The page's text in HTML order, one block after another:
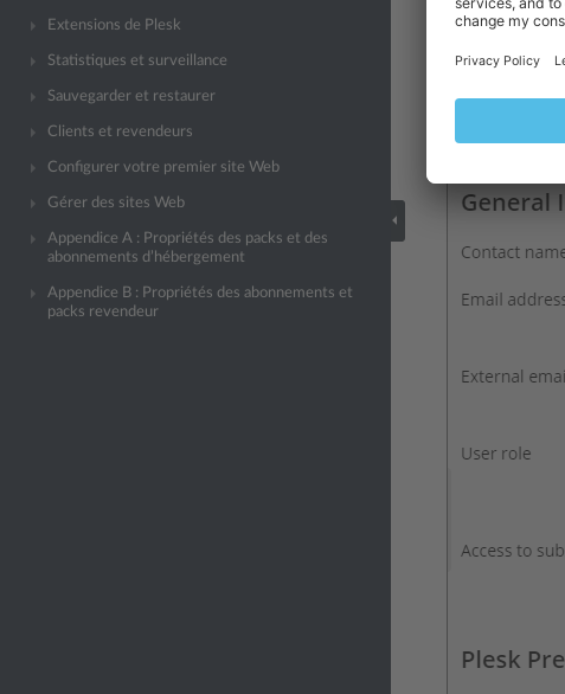
Extensions de Plesk
Statistiques et surveillance
Sauvegarder et restaurer
Clients et revendeurs
Configurer votre premier site Web
Gérer des sites Web
Appendice A : Propriétés des packs et des
abonnements d’hébergement
Appendice B : Propriétés des abonnements et
packs revendeur